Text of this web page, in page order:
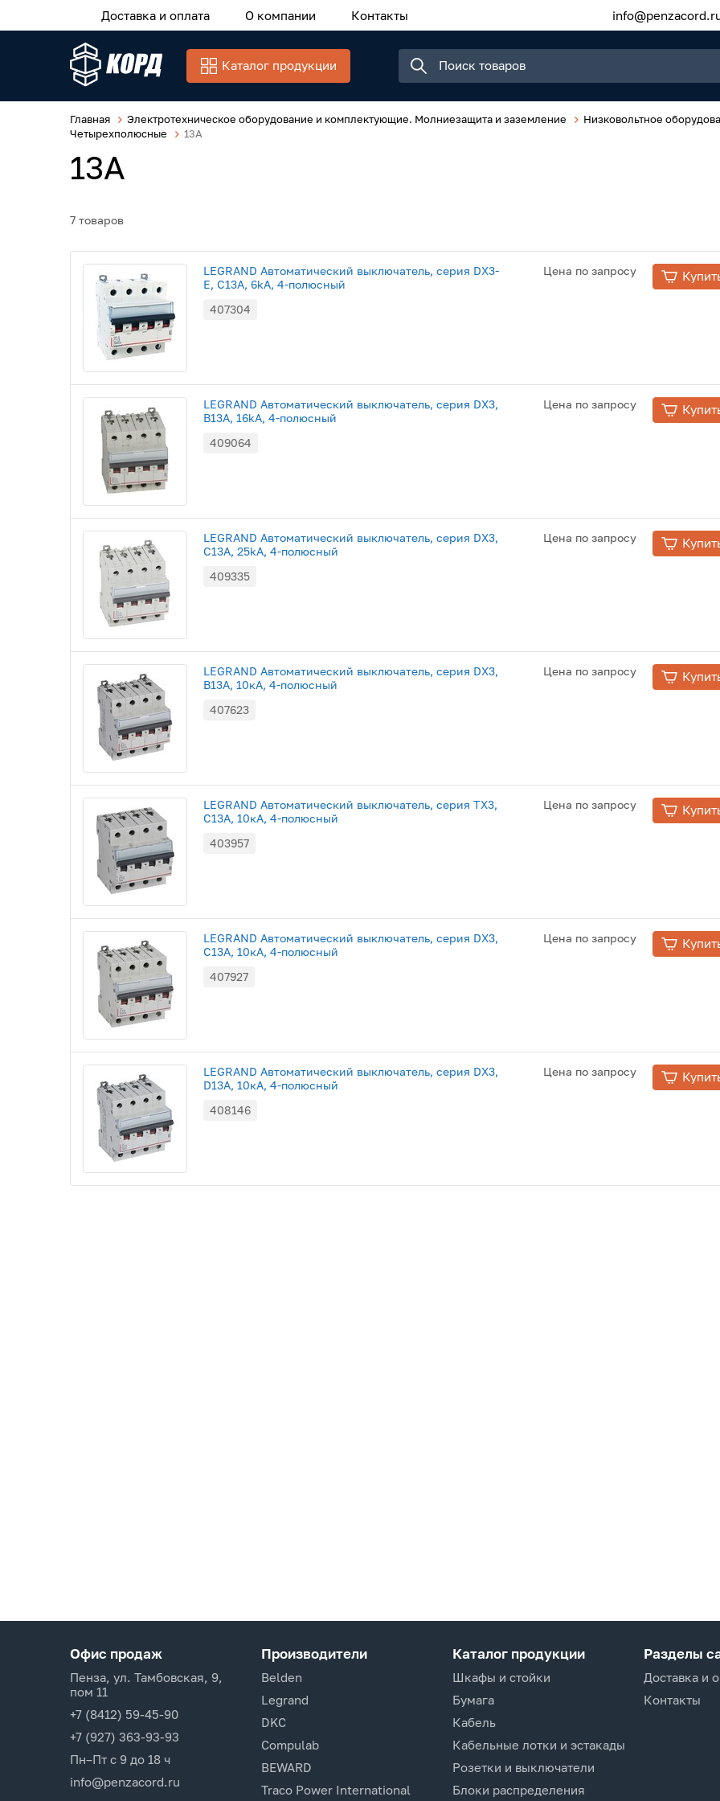
Доставка и оплата О компании Контакты
Каталог продукции
Главная Электротехническое оборудование и комплектующие. Молниезащита и заземление Низковольтное
Четырехполюсные
13A
13A
7 товаров
LEGRAND Автоматический выключатель, серия DX3-
E, С13A, 6kA, 4-полюсный
407304
Цена по запросу
LEGRAND Автоматический выключатель, серия DX3,
B13A, 16kA, 4-полюсный
409064
Цена по запросу
LEGRAND Автоматический выключатель, серия DX3,
С13A, 25kA, 4-полюсный
409335
Цена по запросу
LEGRAND Автоматический выключатель, серия DX3,
B13A, 10кА, 4-полюсный
407623
Цена по запросу
LEGRAND Автоматический выключатель, серия TX3,
C13A, 10кА, 4-полюсный
403957
Цена по запросу
LEGRAND Автоматический выключатель, серия DX3,
С13A, 10кА, 4-полюсный
407927
Цена по запросу
LEGRAND Автоматический выключатель, серия DX3,
D13A, 10кА, 4-полюсный
408146
Цена по запросу
Офис продаж
Пенза, ул. Тамбовская, 9,
пом 11
+7 (8412) 59-45-90
+7 (927) 363-93-93
Пн–Пт с 9 до 18 ч
info@penzacord.ru
Производители
Belden
Legrand
DKC
Compulab
BEWARD
Traco Power International
Каталог продукции
Шкафы и стойки
Бумага
Кабель
Кабельные лотки и эстакады
Розетки и выключатели
Блоки распределения
Разделы
Доставка и
Контакты